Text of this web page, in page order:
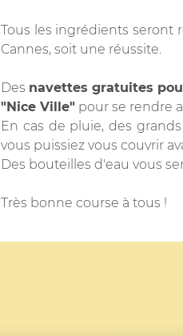
Tous les ingrédients seront
Cannes, soit une réussite.
Des navettes gratuites
"Nice Ville" pour se rendre
En cas de pluie, des
vous puissiez vous couvrir
Des bouteilles d'eau vous
Très bonne course à tous !